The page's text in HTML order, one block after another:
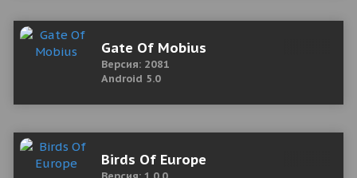
Gate Of Mobius
Версия: 2081
Android 5.0
Birds Of Europe